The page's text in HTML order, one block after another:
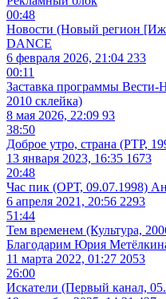
Рекламный блок
00:48
Новости (Новый регион
DANCE
6 февраля 2026, 21:04 233
00:11
Заставка программы
2010 склейка)
8 мая 2026, 22:09 93
38:50
Доброе утро, страна (РТР,
13 января 2023, 16:35 1673
20:48
Час пик (ОРТ, 09.07.1998)
6 апреля 2021, 20:56 2293
51:44
Тем временем (Культура,
Благодарим Юрия
11 марта 2022, 01:27 2053
26:00
Искатели (Первый канал,